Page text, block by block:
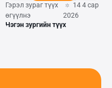
Гэрэл зураг түүх
өгүүлнэ
14 4 сар
2026
Нэгэн зургийн түүх